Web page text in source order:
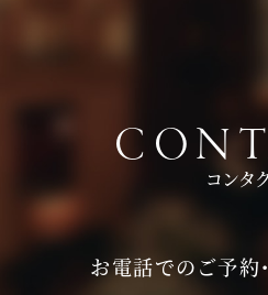
コンタ
お電話でのご予約